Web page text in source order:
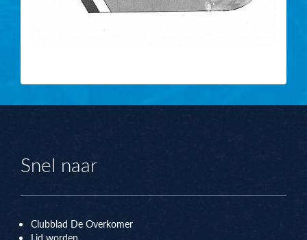
Snel naar
Clubblad De Overkomer
Lid worden